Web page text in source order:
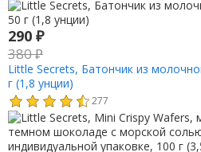
290 ₽
380₽
Little Secrets, Батончик из
г (1,8 унции)
277